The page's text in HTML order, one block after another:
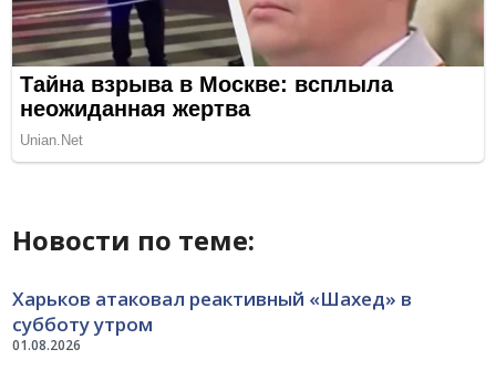
Новости по теме:
01.08.2026
Харьков атаковал реактивный «Шахед» в
субботу утром